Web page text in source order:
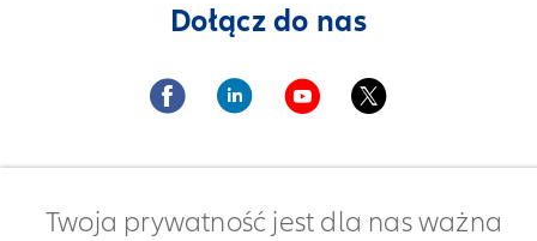
Dołącz do nas
Twoja prywatność jest dla nas ważna